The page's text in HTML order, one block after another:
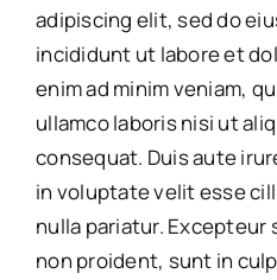
adipiscing elit, sed do
incididunt ut labore et
enim ad minim veniam,
ullamco laboris nisi ut
consequat. Duis aute
in voluptate velit esse
nulla pariatur.
non proident, sunt in